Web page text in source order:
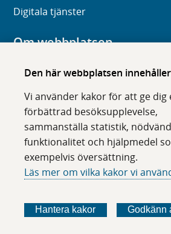
Den här webbplatsen
Vi använder kakor för att ge dig
förbättrad besöksupplevelse,
sammanställa statistik,
funktionalitet och hjälpmedel
exempelvis översättning.
Läs mer om vilka kakor vi
Hantera kakor Godkänn
Digitala tjänster
Om webbplatsen
Om karolinska.se
Tillgänglighet
Om cookies
Följ oss i sociala medier
ö
l
ö
l
ö
l